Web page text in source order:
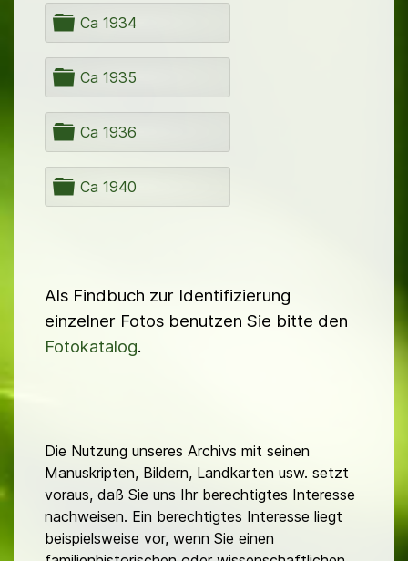
n
e
r
O
r
d
n
e
r
Ca 1934
O
r
d
n
e
r
Ca 1935
O
r
d
n
e
Ca 1936
O
r
Ca 1940
Als Findbuch zur Identifizierung
einzelner Fotos benutzen Sie bitte den
Fotokatalog.
Die Nutzung unseres Archivs mit seinen
Manuskripten, Bildern, Landkarten usw. setzt
voraus, daß Sie uns Ihr berechtigtes Interesse
nachweisen. Ein berechtigtes Interesse liegt
beispielsweise vor, wenn Sie einen